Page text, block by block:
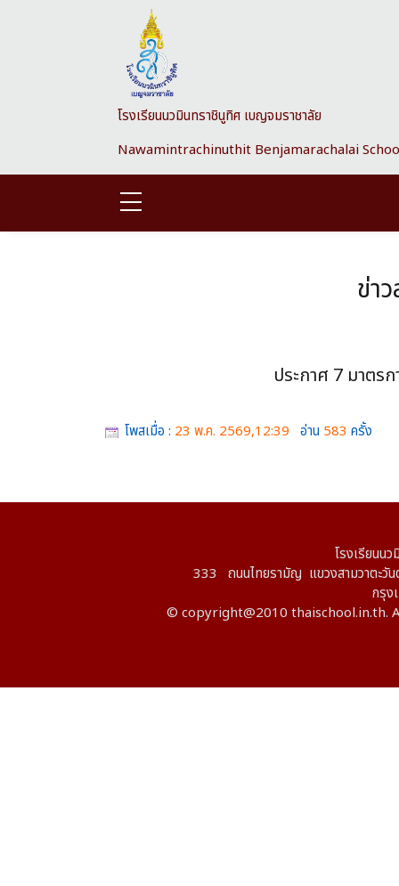
โรงเรียนนวมินทราชินูทิศ เบญจมราชาลัย
Nawamintrachinuthit Benjamarachalai
ข่า
ประกาศ 7 มาตร
โพสเมื่อ : 23 พ.ค. 2569,12:39 อ่าน 583 ครั้ง
โรงเรียนน
333 ถนนไทยรามัญ แขวงสามวาตะวันต
กรุง
© copyright@2010 thaischool.in.th.